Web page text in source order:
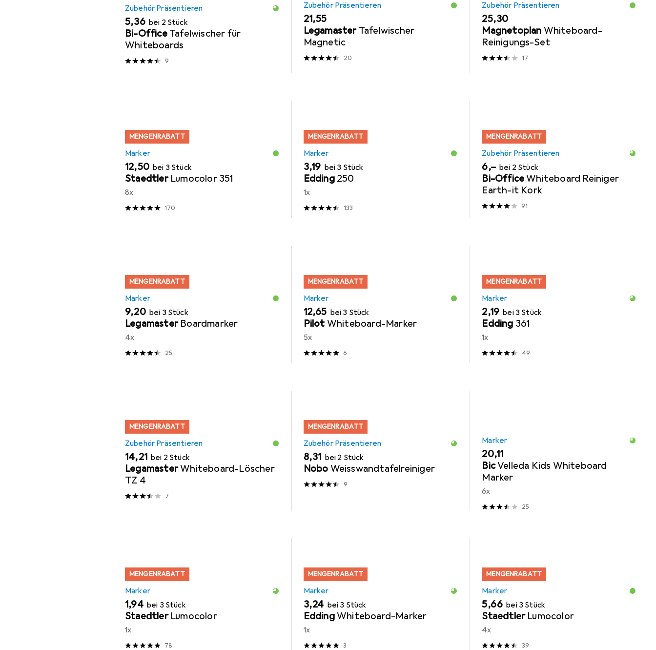
Zubehör Präsentieren
EUR
5,36 bei 2 Stück
Bi-Office Tafelwischer für
Whiteboards
9
Zubehör Präsentieren
EUR
21,55
Legamaster Tafelwischer
Magnetic
20
Zubehör Präsentieren
EUR
25,30
Magnetoplan Whiteboard-
Reinigungs-Set
17
MENGENRABATT
Marker
EUR
12,50 bei 3 Stück
Staedtler Lumocolor 351
8x
170
MENGENRABATT
Marker
EUR
3,19 bei 3 Stück
Edding 250
1x
133
MENGENRABATT
Zubehör Präsentieren
EUR
6,– bei 2 Stück
Bi-OfficeWhiteboard Reiniger
Earth-it Kork
91
MENGENRABATT
Marker
EUR
9,20 bei 3 Stück
Legamaster Boardmarker
4x
25
MENGENRABATT
Marker
EUR
12,65 bei 3 Stück
PilotWhiteboard-Marker
5x
6
MENGENRABATT
Marker
EUR
2,19 bei 3 Stück
Edding 361
1x
49
MENGENRABATT
Zubehör Präsentieren
EUR
14,21 bei 2 Stück
LegamasterWhiteboard-Löscher
TZ 4
7
MENGENRABATT
Zubehör Präsentieren
EUR
8,31 bei 2 Stück
Nobo Weisswandtafelreiniger
9
Marker
EUR
20,11
BicVelleda Kids Whiteboard
Marker
6x
25
MENGENRABATT
Marker
EUR
1,94 bei 3 Stück
Staedtler Lumocolor
1x
78
MENGENRABATT
Marker
EUR
3,24 bei 3 Stück
EddingWhiteboard-Marker
1x
3
MENGENRABATT
Marker
EUR
5,66 bei 3 Stück
Staedtler Lumocolor
4x
39